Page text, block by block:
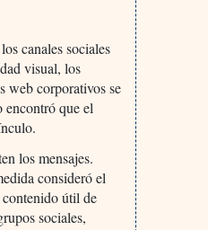
canales sociales
visual, los
web corporativos se
encontró que el
los mensajes.
consideró el
útil de
sociales,